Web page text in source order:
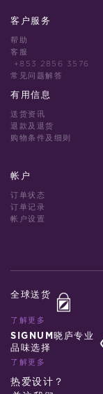
客户服务
帮助
客服
+853 2856 3576
常见问题解答
有用信息
送货资讯
退款及退货
购物条件及细则
帐户
订单状态
订单记录
帐户设置
全球送货
了解更多
SIGNUM晓庐专业
品味选择
了解更多
热爱设计？